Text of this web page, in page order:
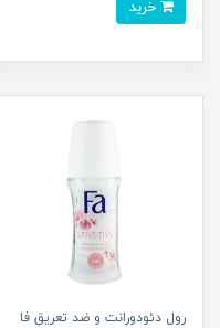
رول دئودورانت و ضد تعریق فا